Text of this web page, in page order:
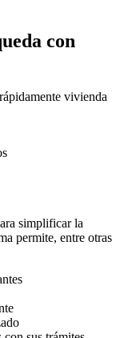
con
vivienda
simplificar la
permite, entre otras